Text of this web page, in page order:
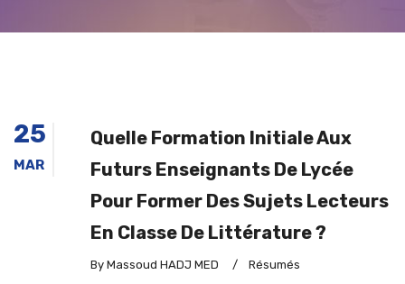
25
MAR
Quelle Formation Initiale Aux
Futurs Enseignants De Lycée
Pour Former Des Sujets Lecteurs
En Classe De Littérature ?
By Massoud HADJ MED / Résumés